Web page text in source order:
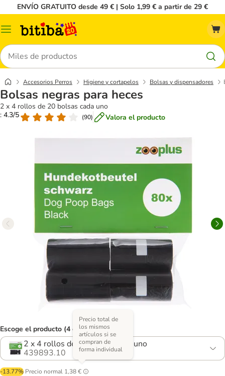
ENVÍO GRATUITO desde 49 € | Solo 1,99 € a partir de 29 €
Menú
Buscar
Accesorios Perros Higiene y cortapelos Bolsas y dispensadores
Bolsas negras para heces
2 x 4 rollos de 20 bolsas cada uno
: 4.3/5
(90) Valora el producto
Escoge el producto (4 opciones)
2 x 4 rollos de 20 bolsas cada uno
439893.10
-13.77% Precio normal 1,38 €
Precio total de
los mismos
artículos si se
compran de
forma individual